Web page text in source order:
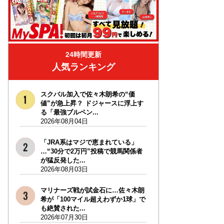
24時間更新
人気ランキング
スクバル加入で佐々木朗希の“価
値”が急上昇？ ドジャースに浮上す
る「最強ブルペン...
2026年08月04日
「JRA系はマジで恵まれている」
…“30分で2万円”投稿で競馬関係者
が猛反発した...
2026年08月03日
マリナーズ戦が試金石に…佐々木朗
希が「100マイル超えわずか1球」で
も絶賛された...
2026年07月30日